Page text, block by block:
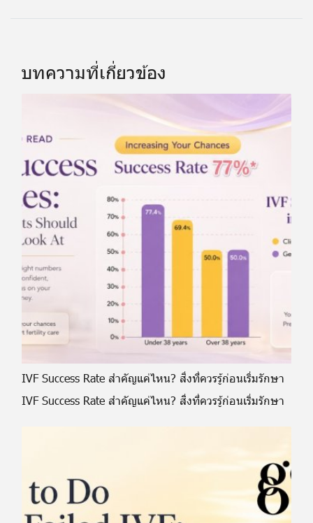
บทความที่เกี่ยวข้อง
IVF Success Rate สำคัญแค่ไหน? สิ่งที่ควรรู้ก่อนเริ่มรักษา
IVF Success Rate สำคัญแค่ไหน? สิ่งที่ควรรู้ก่อนเริ่มรักษา